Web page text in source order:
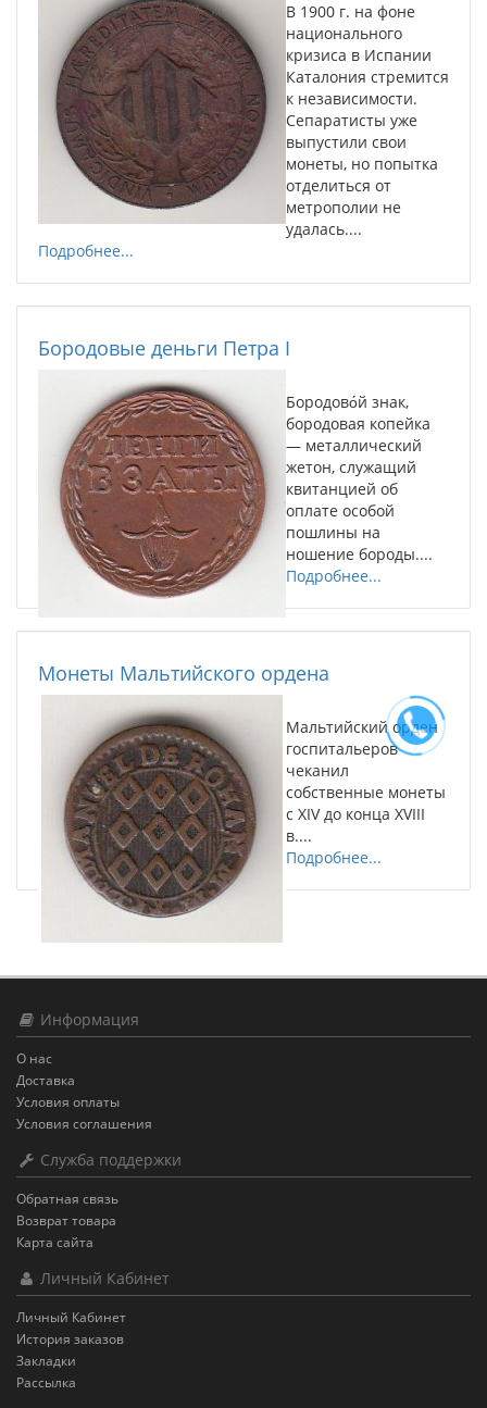
В 1900 г. на фоне
национального
кризиса в Испании
Каталония стремится
к независимости.
Сепаратисты уже
выпустили свои
монеты, но попытка
отделиться от
метрополии не
удалась....
Подробнее...
Бородовые деньги Петра I
Бородово́й знак,
бородовая копейка
— металлический
жетон, служащий
квитанцией об
оплате особой
пошлины на
ношение бороды....
Подробнее...
Монеты Мальтийского ордена
Мальтийский орден
госпитальеров
чеканил
собственные монеты
с XIV до конца XVIII
в....
Подробнее...
Информация
О нас
Доставка
Условия оплаты
Условия соглашения
Служба поддержки
Обратная связь
Возврат товара
Карта сайта
Личный Кабинет
Личный Кабинет
История заказов
Закладки
Рассылка